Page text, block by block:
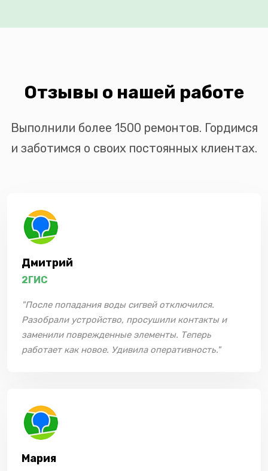
Отзывы о нашей работе
Выполнили более 1500 ремонтов. Гордимся
и заботимся о своих постоянных клиентах.
Дмитрий
2ГИС
"После попадания воды сигвей отключился.
Разобрали устройство, просушили контакты и
заменили поврежденные элементы. Теперь
работает как новое. Удивила оперативность."
Мария